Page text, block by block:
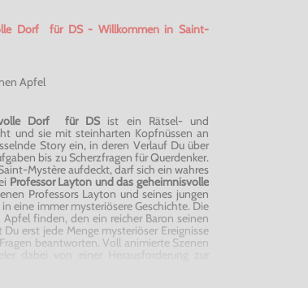
Dorf für DS - Willkommen in Saint-
Apfel
Dorf für DSist ein Rätsel- und
und sie mit steinharten Kopfnüssen an
Story ein, in deren Verlauf Du über
bis zu Scherzfragen für Querdenker.
Mystèreaufdeckt, darf sich ein wahres
ProfessorLayton und das geheimnisvolle
Professors Layton und seines jungen
eine immer mysteriösere Geschichte. Die
finden, den ein reicher Baron seinen
erst jede Menge mysteriöser Ereignisse
beantworten. Voll animierte Szenen
und seltsamer Typen in